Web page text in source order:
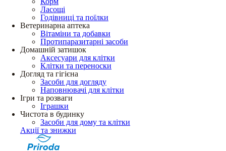
Ласощі
Годівниці та поїлки
Ветеринарна аптека
Вітаміни та добавки
Протипаразитарні засоби
Домашній затишок
Аксесуари для клітки
Клітки та переноски
Догляд та гігієна
Засоби для догляду
Наповнювачі для клітки
Ігри та розваги
Іграшки
Чистота в будинку
Засоби для дому та клітки
Акції та знижки